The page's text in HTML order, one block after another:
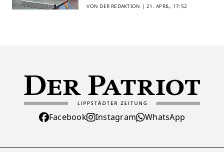
VON DER REDAKTION |21. APRIL, 17:52
Facebook Instagram WhatsApp